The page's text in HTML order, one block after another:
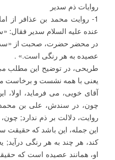
روایات ذم سدیر
1- روایت محمد بن عذافر از
عنده علیه السلام سدیر فقال:
در محضر حضرت، صحبت از
عصیده به هر رنگی است.» .
طریحی، در توضیح این مطلب
یعنی با همه نشست و برخاست
آقای خویی، می فرماید،
چون، در سندش، علی بن محمد
روایت، دلالت بر ذم ندارد;
این جمله، این باشد که حقیقت
کند، هر چند به هر رنگی
او، همانند عصیده است که